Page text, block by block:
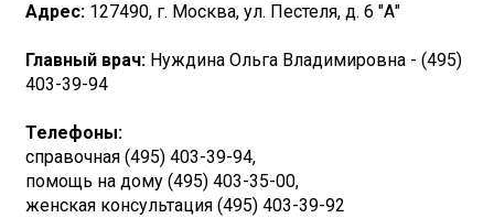
Адрес: 127490, г. Москва, ул. Пестеля, д. 6 "А"
Главный врач: Нуждина Ольга Владимировна - (495)
403-39-94
Телефоны:
справочная (495) 403-39-94,
помощь на дому (495) 403-35-00,
женская консультация (495) 403-39-92